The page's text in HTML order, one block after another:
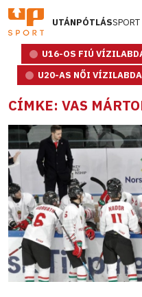
UTÁNPÓTLÁSSPORT
U16-OS FIÚ
U20-AS NŐI
CÍMKE: VAS